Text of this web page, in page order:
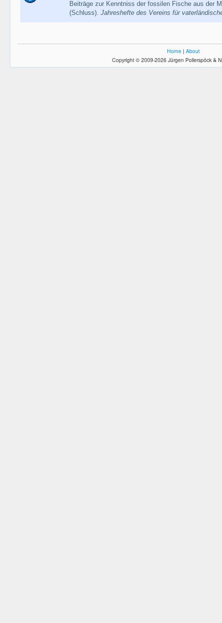
Beiträge zur Kenntniss der fossilen Fische aus der
(Schluss). Jahreshefte des Vereins für
Home | About
Copyright © 2009-2026 Jürgen Pollerspöck &